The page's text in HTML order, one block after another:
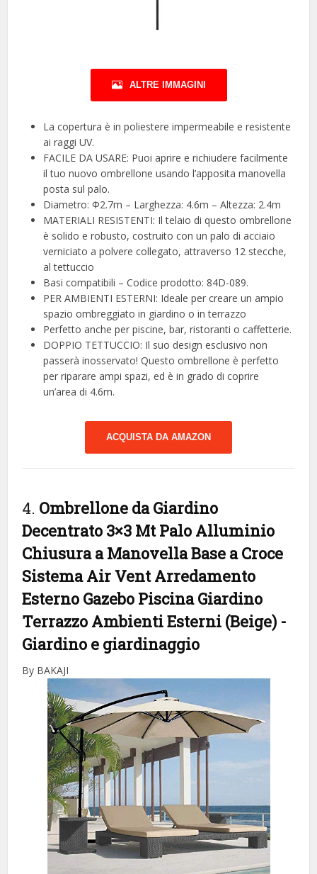
ALTRE IMMAGINI
La copertura è in poliestere impermeabile e resistente
ai raggi UV.
FACILE DA USARE: Puoi aprire e richiudere facilmente
il tuo nuovo ombrellone usando l’apposita manovella
posta sul palo.
Diametro: Φ2.7m – Larghezza: 4.6m – Altezza: 2.4m
MATERIALI RESISTENTI: Il telaio di questo ombrellone
è solido e robusto, costruito con un palo di acciaio
verniciato a polvere collegato, attraverso 12 stecche,
al tettuccio
Basi compatibili – Codice prodotto: 84D-089.
PER AMBIENTI ESTERNI: Ideale per creare un ampio
spazio ombreggiato in giardino o in terrazzo
Perfetto anche per piscine, bar, ristoranti o caffetterie.
DOPPIO TETTUCCIO: Il suo design esclusivo non
passerà inosservato! Questo ombrellone è perfetto
per riparare ampi spazi, ed è in grado di coprire
un’area di 4.6m.
ACQUISTA DA AMAZON
4. Ombrellone da Giardino
Decentrato 3×3 Mt Palo Alluminio
Chiusura a Manovella Base a Croce
Sistema Air Vent Arredamento
Esterno Gazebo Piscina Giardino
Terrazzo Ambienti Esterni (Beige) -
Giardino e giardinaggio
By BAKAJI